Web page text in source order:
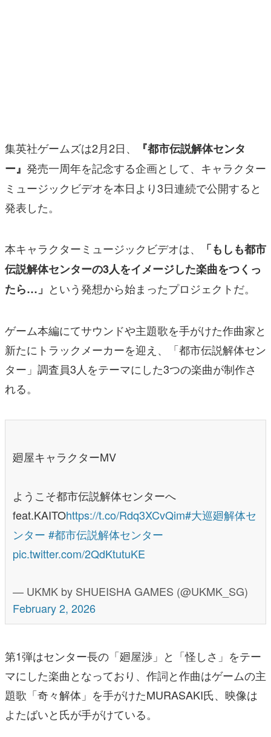
その他
電ファミニコゲーマーとは？
運営：株式会社マレ
集英社ゲームズは2月2日、
『都市伝説解体センタ
ー』 発売一周年を記念する企画として、キャラクター
ミュージックビデオを本日より3日連続で公開すると
発表した。
本キャラクターミュージックビデオは、
「もしも都市
伝説解体センターの3人をイメージした楽曲をつくっ
たら…」 という発想から始まったプロジェクトだ。
ゲーム本編にてサウンドや主題歌を手がけた作曲家と
新たにトラックメーカーを迎え、「都市伝説解体セン
ター」調査員3人をテーマにした3つの楽曲が制作さ
れる。
廻屋キャラクターMV
ようこそ都市伝説解体センターへ
feat.KAITOhttps://t.co/Rdq3XCvQim#大巡廻解体セ
ンター #都市伝説解体センター
pic.twitter.com/2QdKtutuKE
— UKMK by SHUEISHA GAMES (@UKMK_SG)
February 2, 2026
第1弾はセンター長の「廻屋渉」と「怪しさ」をテー
マにした楽曲となっており、作詞と作曲はゲームの主
題歌「奇々解体」を手がけたMURASAKI氏、映像は
よたばいと氏が手がけている。